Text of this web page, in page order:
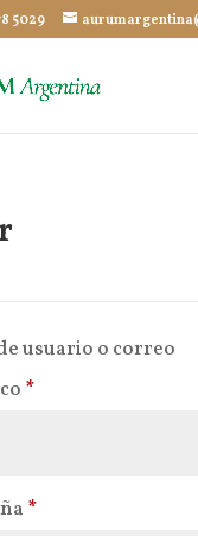
5029
usuario o correo
*Obligatorio
*Obligatorio